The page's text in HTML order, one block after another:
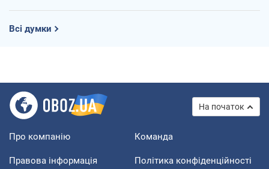
Всі думки
На початок
Про компанію Команда
Правова інформація Політика конфіденційності